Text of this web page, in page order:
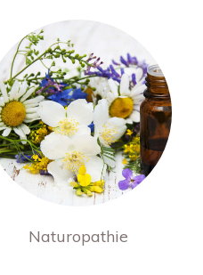
Naturopathie